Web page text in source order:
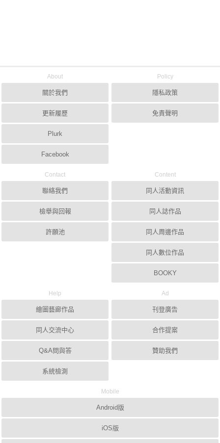
About
關於我們
更新履歷
Plurk
Facebook
Policy
隱私政策
免責聲明
Contact
聯絡我們
檢舉與回報
許願池
Content
同人活動資訊
同人誌作品
同人周邊作品
同人數位作品
BOOKY
Help
繪圖藝廊作品
同人交流中心
Q&A問與答
系統檢測
Ad
刊登廣告
合作提案
贊助我們
Mobile
Android版
iOS版